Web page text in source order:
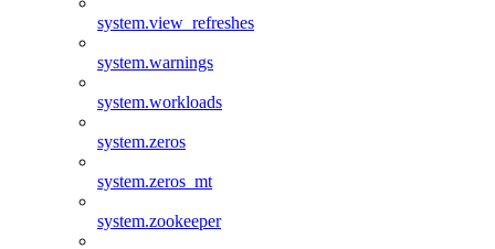
system.view_refreshes
system.warnings
system.workloads
system.zeros
system.zeros_mt
system.zookeeper